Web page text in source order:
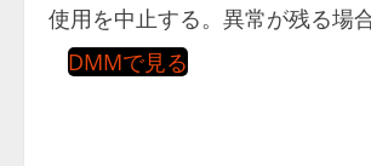
使用を中止する。異常が残る場
DMMで見る